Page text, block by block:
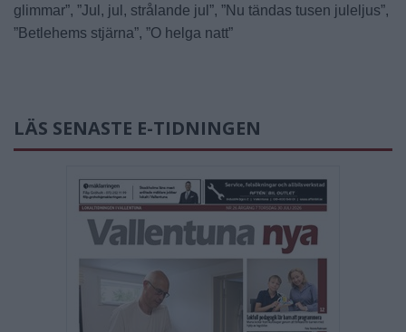
glimmar”, ”Jul, jul, strålande jul”, ”Nu tändas tusen juleljus”,
”Betlehems stjärna”, ”O helga natt”
LÄS SENASTE E-TIDNINGEN